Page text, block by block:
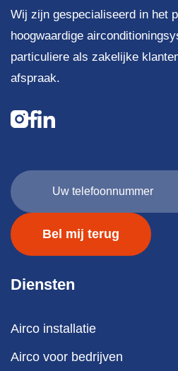
Wij zijn gespecialiseerd in het
hoogwaardige
particuliere als zakelijke
afspraak.
Uw
telefoonnummer
Diensten
Airco installatie
Airco voor bedrijven